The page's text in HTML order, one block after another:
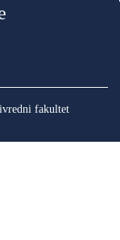
fakultet